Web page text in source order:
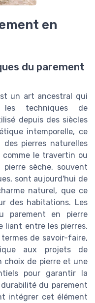
en
du parement
un art ancestral qui
techniques de
depuis des siècles
intemporelle, ce
pierres naturelles
comme le travertin ou
sèche, souvent
sont aujourd'hui de
naturel, que ce
des habitations. Les
parement en pierre
liant entre les pierres.
de savoir-faire,
aux projets de
choix de pierre et une
pour garantir la
du parement
intégrer cet élément